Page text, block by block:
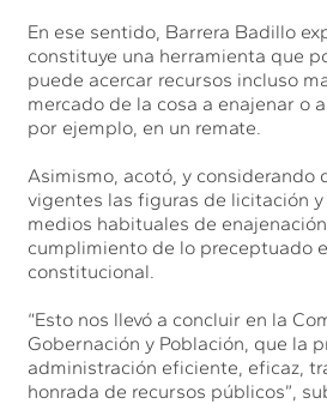
En ese sentido, Barrera Badillo
constituye una herramienta que
puede acercar recursos incluso
mercado de la cosa a enajenar o
por ejemplo, en un remate.
Asimismo, acotó, y considerando
vigentes las figuras de licitación
medios habituales de
cumplimiento de lo preceptuado
constitucional.
“Esto nos llevó a concluir en la
Gobernación y Población, que la
administración eficiente, eficaz,
honrada de recursos públicos”,